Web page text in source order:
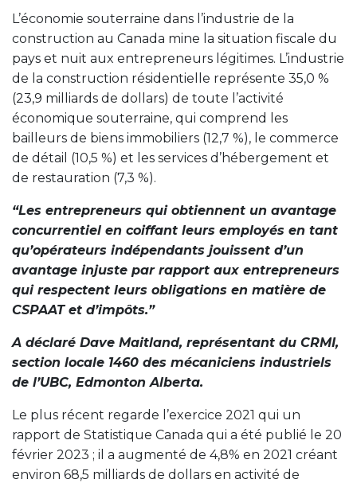
L’économie souterraine dans l’industrie de la
construction au Canada mine la situation fiscale du
pays et nuit aux entrepreneurs légitimes. L’industrie
de la construction résidentielle représente 35,0 %
(23,9 milliards de dollars) de toute l’activité
économique souterraine, qui comprend les
bailleurs de biens immobiliers (12,7 %), le commerce
de détail (10,5 %) et les services d’hébergement et
de restauration (7,3 %).
“Les entrepreneurs qui obtiennent un avantage
concurrentiel en coiffant leurs employés en tant
qu’opérateurs indépendants jouissent d’un
avantage injuste par rapport aux entrepreneurs
qui respectent leurs obligations en matière de
CSPAAT et d’impôts.”
A déclaré Dave Maitland, représentant du CRMI,
section locale 1460 des mécaniciens industriels
de l’UBC, Edmonton Alberta.
Le plus récent regarde l’exercice 2021 qui un
rapport de Statistique Canada qui a été publié le 20
février 2023 ; il a augmenté de 4,8% en 2021 créant
environ 68,5 milliards de dollars en activité de